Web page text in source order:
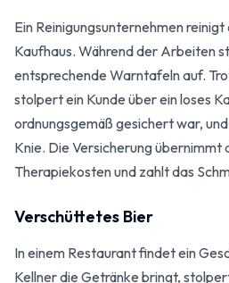
Ein Reinigungsunternehmen
Kaufhaus. Während der Arbeiten
entsprechende Warntafeln auf.
stolpert ein Kunde über ein loses
ordnungsgemäß gesichert war,
Knie. Die Versicherung
Therapiekosten und zahlt das
Verschüttetes Bier
In einem Restaurant findet ein
Kellner die Getränke bringt,